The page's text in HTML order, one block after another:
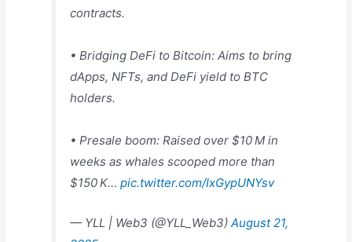
contracts.
• Bridging DeFi to Bitcoin: Aims to bring
dApps, NFTs, and DeFi yield to BTC
holders.
• Presale boom: Raised over $10 M in
weeks as whales scooped more than
$150 K…pic.twitter.com/IxGypUNYsv
— YLL | Web3 (@YLL_Web3)August 21,